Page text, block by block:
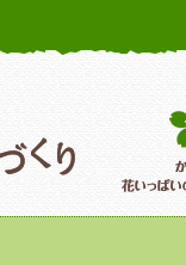
かつしか花い